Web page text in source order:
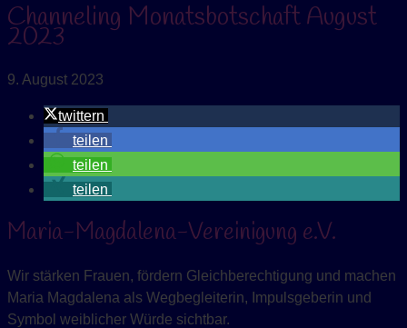
Channeling Monatsbotschaft August
2023
9. August 2023
twittern
teilen
teilen
teilen
Maria-Magdalena-Vereinigung e.V.
Wir stärken Frauen, fördern Gleichberechtigung und machen
Maria Magdalena als Wegbegleiterin, Impulsgeberin und
Symbol weiblicher Würde sichtbar.